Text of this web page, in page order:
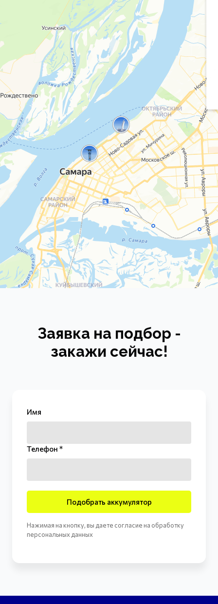
Заявка на подбор -
закажи сейчас!
Имя
Телефон *
Подобрать аккумулятор
Нажимая на кнопку, вы даете согласие на обработку
персональных данных